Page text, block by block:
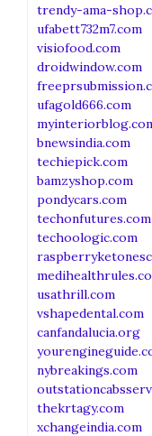
trendy-ama-
ufabett732m7.com
visiofood.com
droidwindow.com
ufagold666.com
bnewsindia.com
techiepick.com
bamzyshop.com
pondycars.com
techonfutures.com
techoologic.com
usathrill.com
vshapedental.com
canfandalucia.org
nybreakings.com
thekrtagy.com
xchangeindia.com